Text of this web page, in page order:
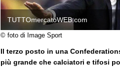
TUTTOmercatoWEB.com
© foto di Image Sport
Il terzo posto in una
più grande che calciatori e tifosi